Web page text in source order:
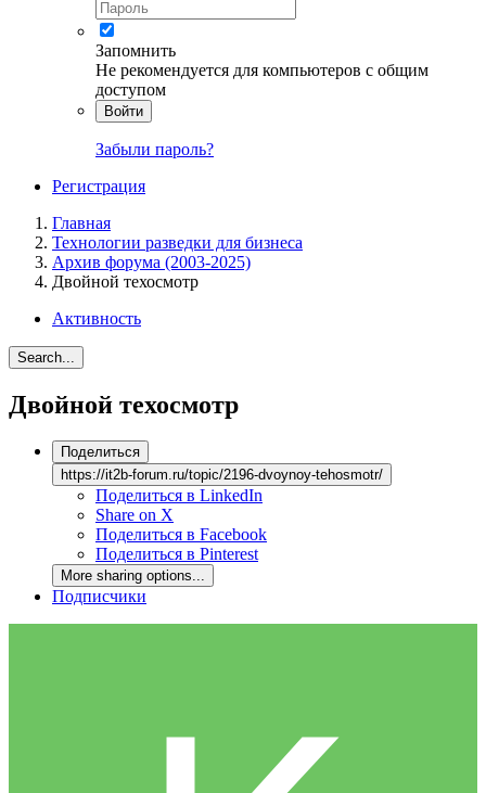
Запомнить
Не рекомендуется для компьютеров с общим
доступом
Войти
Забыли пароль?
Регистрация
Главная
Технологии разведки для бизнеса
Архив форума (2003-2025)
Двойной техосмотр
Активность
Search...
Двойной техосмотр
Поделиться
https://it2b-forum.ru/topic/2196-dvoynoy-tehosmotr/
Поделиться в LinkedIn
Share on X
Поделиться в Facebook
Поделиться в Pinterest
More sharing options...
Подписчики